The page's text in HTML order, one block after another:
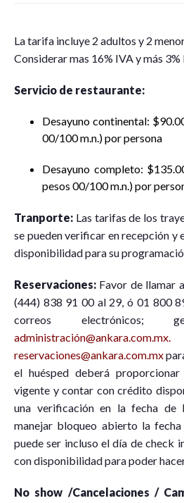
La tarifa incluye 2 adultos y 2
Considerar mas 16% IVA y más 3%
Servicio de restaurante:
Desayuno continental:
00/100 m.n.) por persona
Desayuno completo:
pesos 00/100 m.n.) por
Tranporte: Las tarifas de los
se pueden verificar en recepción y
disponibilidad para su
Reservaciones: Favor de llamar
(444) 838 91 00 al 29, ó 01 800
correos electrónicos;
administración@ankara.com.mx.
reservaciones@ankara.com.mx
el huésped deberá
vigente y contar con crédito
una verificación en la fecha de
manejar bloqueo abierto la
puede ser incluso el día de check
con disponibilidad para poder
No show /Cancelaciones /